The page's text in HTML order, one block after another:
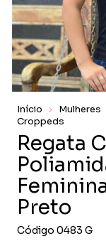
Início Mulheres
Croppeds
Regata
Preto
Código 0483 G